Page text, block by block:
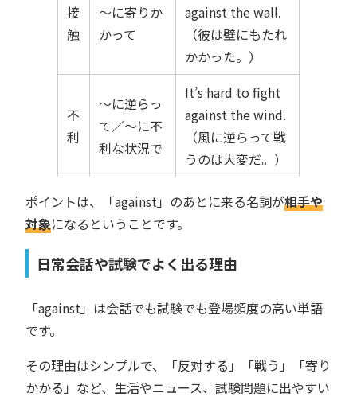
接
触
〜に寄りか
かって
against the wall.
（彼は壁にもたれ
かかった。）
不
利
〜に逆らっ
て／〜に不
利な状況で
It’s hard to fight
against the wind.
（風に逆らって戦
うのは大変だ。）
ポイントは、「against」のあとに来る名詞が相手や
対象になるということです。
日常会話や試験でよく出る理由
「against」は会話でも試験でも登場頻度の高い単語
です。
その理由はシンプルで、「反対する」「戦う」「寄り
かかる」など、生活やニュース、試験問題に出やすい